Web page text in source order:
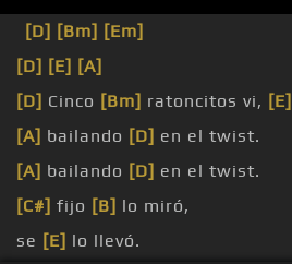
[D] [Bm] [Em]
[D] [E] [A]
[D] Cinco [Bm] ratoncitos vi, [E]
[A] bailando [D] en el twist.
[A] bailando [D] en el twist.
[C#] fijo [B] lo miró,
se [E] lo llevó.